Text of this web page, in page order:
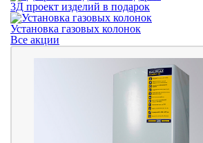
3Д проект изделий в подарок
Установка газовых колонок
Все акции